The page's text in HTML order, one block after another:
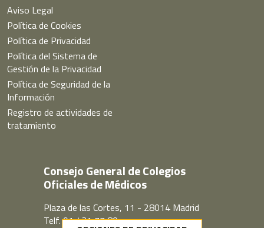
Aviso Legal
Política de Cookies
Política de Privacidad
Política del Sistema de
Gestión de la Privacidad
Política de Seguridad de la
Información
Registro de actividades de
tratamiento
Consejo General de Colegios
Oficiales de Médicos
Plaza de las Cortes, 11 - 28014 Madrid
Telf. 91 431 77 80